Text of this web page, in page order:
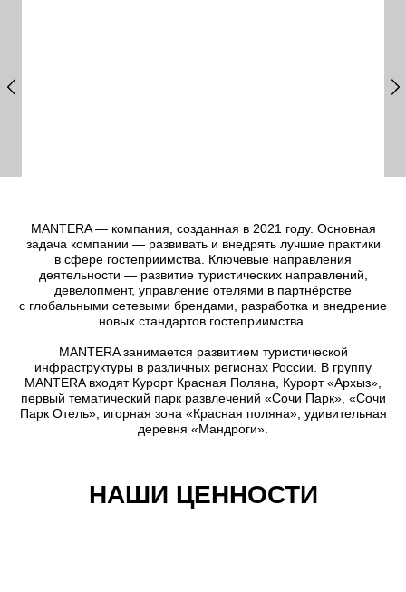
MANTERA — компания, созданная в 2021 году. Основная
задача компании — развивать и внедрять лучшие практики
в сфере гостеприимства. Ключевые направления
деятельности — развитие туристических направлений,
девелопмент, управление отелями в партнёрстве
с глобальными сетевыми брендами, разработка и внедрение
новых стандартов гостеприимства.
MANTERA занимается развитием туристической
инфраструктуры в различных регионах России. В группу
MANTERA входят Курорт Красная Поляна, Курорт «Архыз»,
первый тематический парк развлечений «Сочи Парк», «Сочи
Парк Отель», игорная зона «Красная поляна», удивительная
деревня «Мандроги».
НАШИ ЦЕННОСТИ